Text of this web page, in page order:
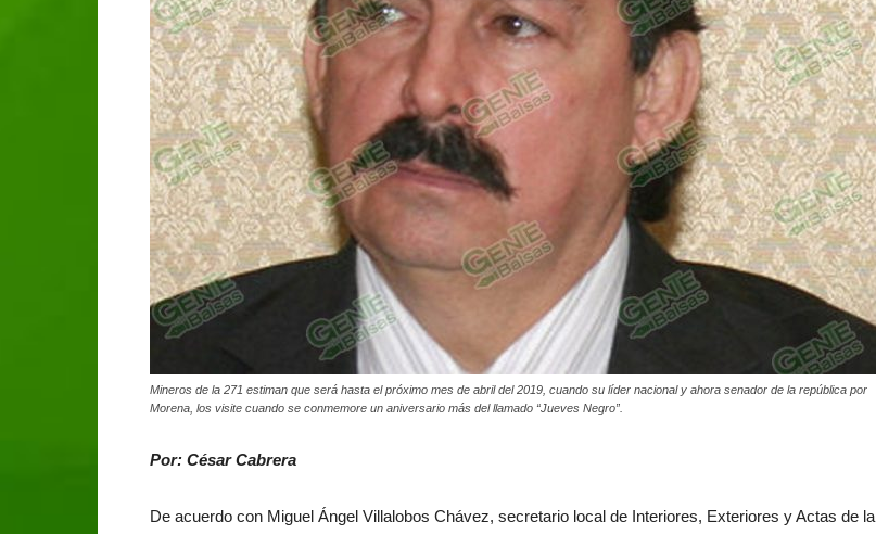
Mineros de la 271 estiman que será hasta el próximo mes de abril del 2019, cuando su líder nacional y ahora senador de la república por
Morena, los visite cuando se conmemore un aniversario más del llamado “Jueves Negro”.
Por: César Cabrera
De acuerdo con Miguel Ángel Villalobos Chávez, secretario local de Interiores, Exteriores y Actas de la